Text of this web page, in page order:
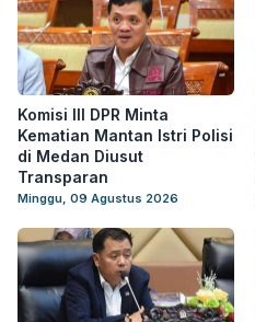
Komisi III DPR Minta
Kematian Mantan Istri Polisi
di Medan Diusut
Transparan
Minggu, 09 Agustus 2026